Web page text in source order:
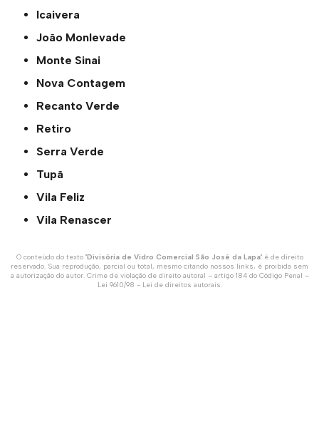
Icaivera
João Monlevade
Monte Sinai
Nova Contagem
Recanto Verde
Retiro
Serra Verde
Tupã
Vila Feliz
Vila Renascer
O conteúdo do texto "Divisória de Vidro Comercial São José da Lapa" é de direito
reservado. Sua reprodução, parcial ou total, mesmo citando nossos links, é proibida sem
a autorização do autor. Crime de violação de direito autoral – artigo 184 do Código Penal –
Lei 9610/98 - Lei de direitos autorais.